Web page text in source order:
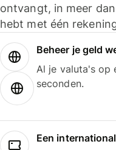
ontvangt, in meer
hebt met één
Beheer je geld
Al je valuta's op
seconden.
Een